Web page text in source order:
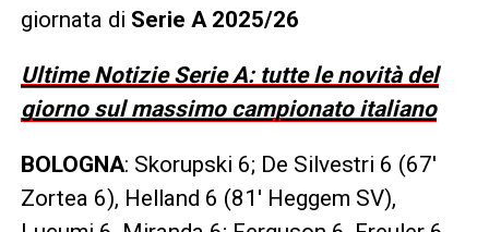
giornata di Serie A 2025/26
Ultime Notizie Serie A: tutte le novità del
giorno sul massimo campionato italiano
BOLOGNA: Skorupski 6; De Silvestri 6 (67′
Zortea 6), Helland 6 (81′ Heggem SV),